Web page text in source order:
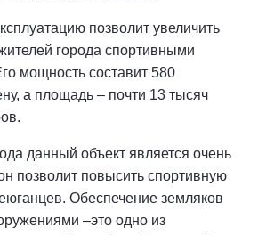
позволит увеличить
города спортивными
мощность составит 580
а площадь – почти 13 тысяч
данный объект является очень
позволит повысить спортивную
Обеспечение земляков
–это одно из